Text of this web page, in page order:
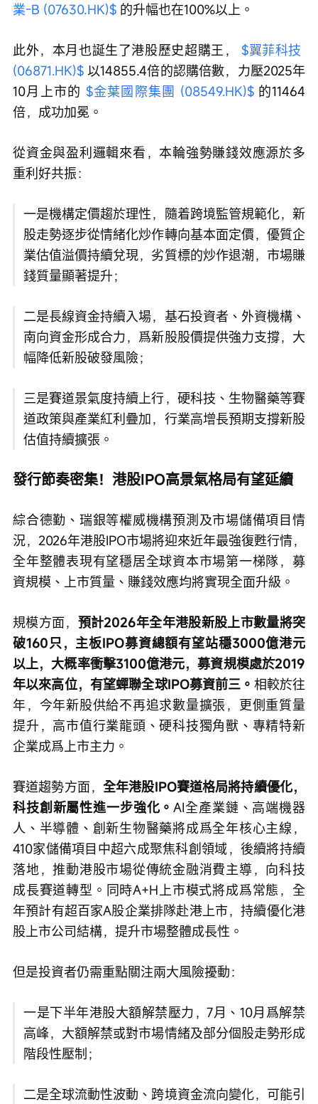
業-B (07630.HK)$ 的升幅也在100%以上。
此外，本月也誕生了港股歷史超購王， $翼菲科技
(06871.HK)$ 以14855.4倍的認購倍數，力壓2025年
10月上市的 $金葉國際集團 (08549.HK)$ 的11464
倍，成功加冕。
從資金與盈利邏輯來看，本輪強勢賺錢效應源於多
重利好共振：
一是機構定價趨於理性，隨着跨境監管規範化，新
股走勢逐步從情緒化炒作轉向基本面定價，優質企
業估值溢價持續兌現，劣質標的炒作退潮，市場賺
錢質量顯著提升；
二是長線資金持續入場，基石投資者、外資機構、
南向資金形成合力，爲新股股價提供強力支撐，大
幅降低新股破發風險；
三是賽道景氣度持續上行，硬科技、生物醫藥等賽
道政策與產業紅利疊加，行業高增長預期支撐新股
估值持續擴張。
發行節奏密集！港股IPO高景氣格局有望延續
綜合德勤、瑞銀等權威機構預測及市場儲備項目情
況，2026年港股IPO市場將迎來近年最強復甦行情，
全年整體表現有望穩居全球資本市場第一梯隊，募
資規模、上市質量、賺錢效應均將實現全面升級。
規模方面， 預計2026年全年港股新股上市數量將突
破160只，主板IPO募資總額有望站穩3000億港元
以上，大概率衝擊3100億港元，募資規模處於2019
年以來高位，有望蟬聯全球IPO募資前三。 相較於往
年，今年新股供給不再追求數量擴張，更側重質量
提升，高市值行業龍頭、硬科技獨角獸、專精特新
企業成爲上市主力。
賽道趨勢方面， 全年港股IPO賽道格局將持續優化，
科技創新屬性進一步強化。AI全產業鏈、高端機器
人、半導體、創新生物醫藥將成爲全年核心主線，
410家儲備項目中超六成聚焦科創領域，後續將持續
落地，推動港股市場從傳統金融消費主導，向科技
成長賽道轉型。同時A+H上市模式將成爲常態，全
年預計有超百家A股企業排隊赴港上市，持續優化港
股上市公司結構，提升市場整體成長性。
但是投資者仍需重點關注兩大風險擾動：
一是下半年港股大額解禁壓力，7月、10月爲解禁
高峰，大額解禁或對市場情緒及部分個股走勢形成
階段性壓制；
二是全球流動性波動、跨境資金流向變化，可能引